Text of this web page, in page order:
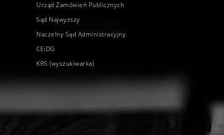
Urząd Zamówień Publicznych
Sąd Najwyższy
Naczelny Sąd Administracyjny
CEiDG
KRS (wyszukiwarka)